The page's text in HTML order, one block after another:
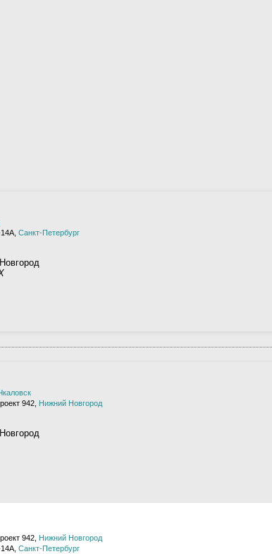
Санкт-Петербург
942, Нижний Новгород
942, Нижний Новгород
Санкт-Петербург